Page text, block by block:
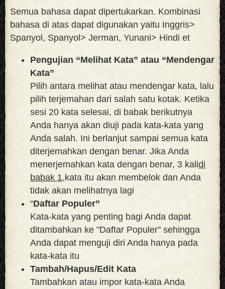
Semua bahasa dapat dipertukarkan. Kombinasi
bahasa di atas dapat digunakan yaitu Inggris>
Spanyol, Spanyol> Jerman, Yunani> Hindi et
Pengujian “Melihat Kata” atau “Mendengar
Kata”
Pilih antara melihat atau mendengar kata, lalu
pilih terjemahan dari salah satu kotak. Ketika
sesi 20 kata selesai, di babak berikutnya
Anda hanya akan diuji pada kata-kata yang
Anda salah. Ini berlanjut sampai semua kata
diterjemahkan dengan benar. Jika Anda
menerjemahkan kata dengan benar, 3 kalidi
babak 1,kata itu akan membelok dan Anda
tidak akan melihatnya lagi
“Daftar Populer”
Kata-kata yang penting bagi Anda dapat
ditambahkan ke "Daftar Populer" sehingga
Anda dapat menguji diri Anda hanya pada
kata-kata itu
Tambah/Hapus/Edit Kata
Tambahkan atau impor kata-kata Anda